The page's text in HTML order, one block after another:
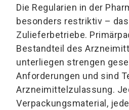
Die Regularien in der
besonders restriktiv –
Zulieferbetriebe.
Bestandteil des
unterliegen strengen
Anforderungen und sind
Arzneimittelzulassung.
Verpackungsmaterial,